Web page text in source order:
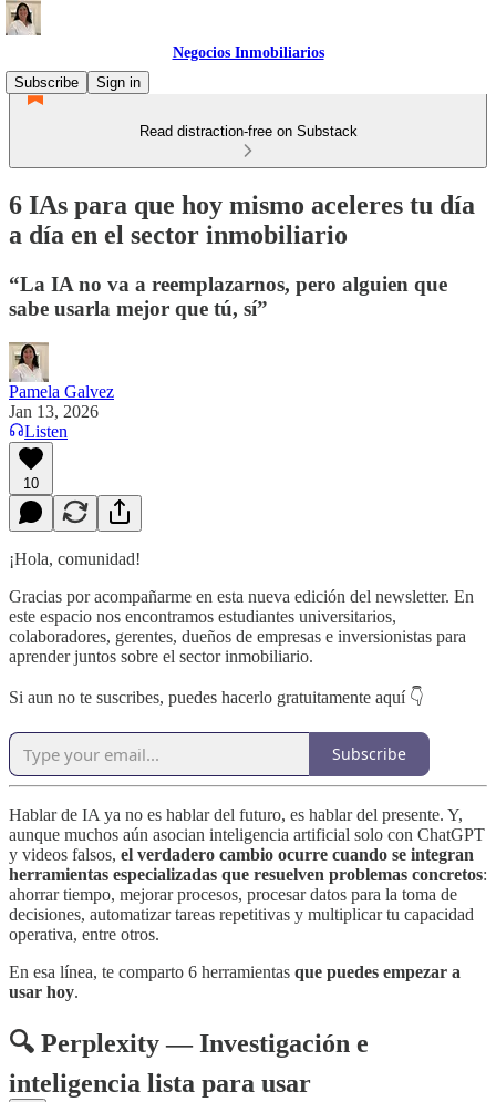
Negocios Inmobiliarios
Subscribe
Sign in
Read distraction-free on Substack
6 IAs para que hoy mismo aceleres tu día
a día en el sector inmobiliario
“La IA no va a reemplazarnos, pero alguien que
sabe usarla mejor que tú, sí”
Pamela Galvez
Jan 13, 2026
Listen
10
¡Hola, comunidad!
Gracias por acompañarme en esta nueva edición del newsletter. En
este espacio nos encontramos estudiantes universitarios,
colaboradores, gerentes, dueños de empresas e inversionistas para
aprender juntos sobre el sector inmobiliario.
Si aun no te suscribes, puedes hacerlo gratuitamente aquí 👇
Subscribe
Hablar de IA ya no es hablar del futuro, es hablar del presente. Y,
aunque muchos aún asocian inteligencia artificial solo con ChatGPT
y videos falsos, el verdadero cambio ocurre cuando se integran
herramientas especializadas que resuelven problemas concretos:
ahorrar tiempo, mejorar procesos, procesar datos para la toma de
decisiones, automatizar tareas repetitivas y multiplicar tu capacidad
operativa, entre otros.
En esa línea, te comparto 6 herramientas que puedes empezar a
usar hoy.
🔍 Perplexity — Investigación e
inteligencia lista para usar